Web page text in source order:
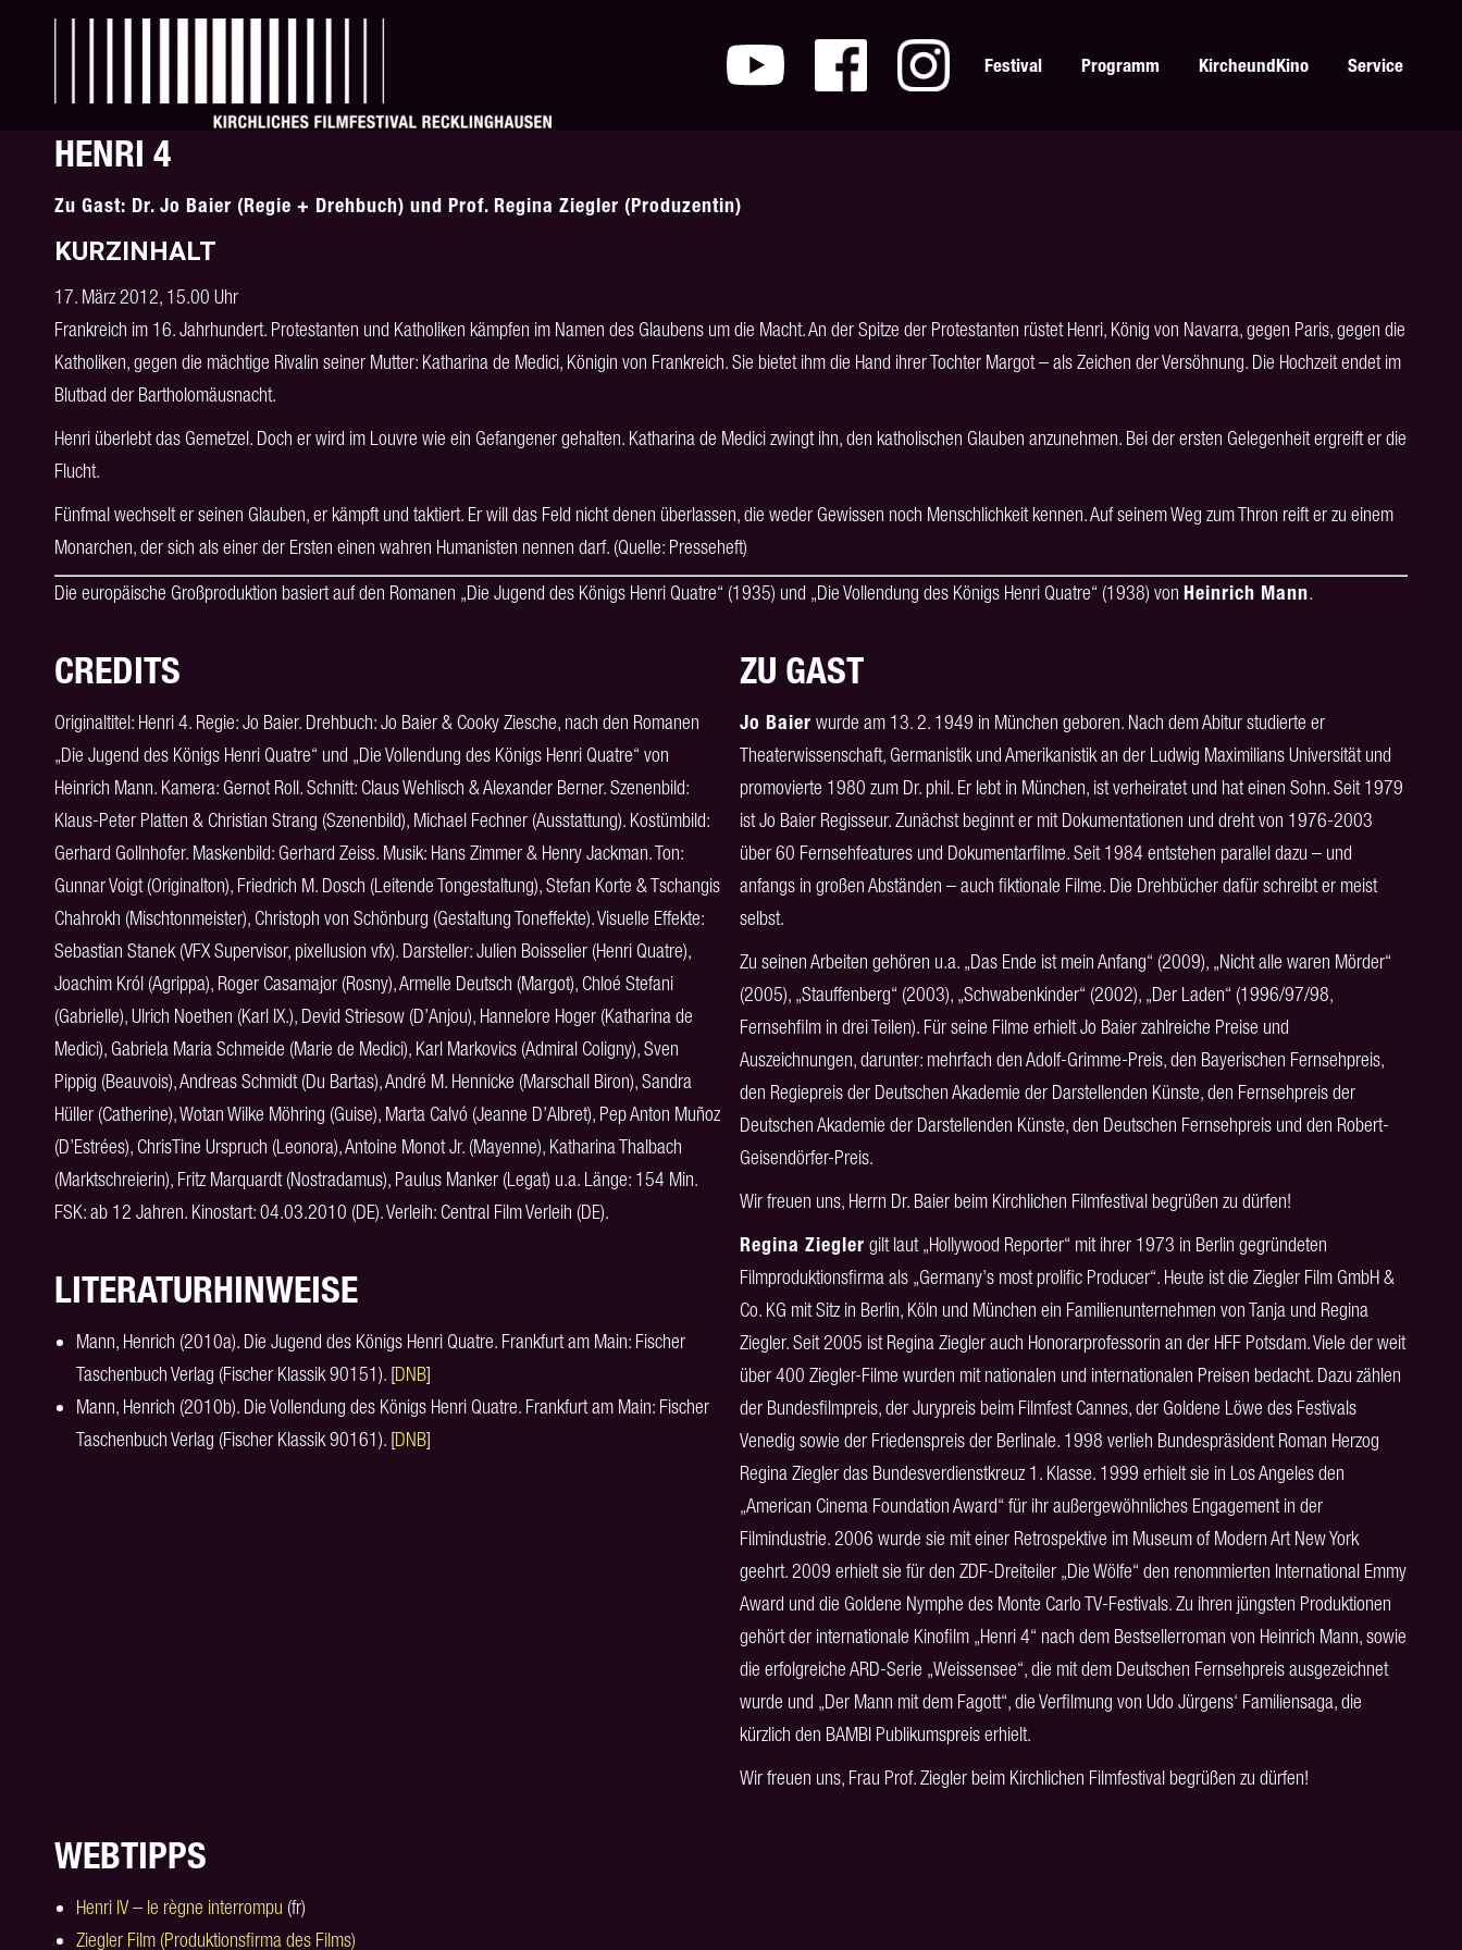
Festival Programm KircheundKino Service
HENRI 4
Zu Gast: Dr. Jo Baier (Regie + Drehbuch) und Prof. Regina Ziegler (Produzentin)
KURZINHALT
17. März 2012, 15.00 Uhr
Frankreich im 16. Jahrhundert. Protestanten und Katholiken kämpfen im Namen des Glaubens um die Macht. An der Spitze der Protestanten rüstet Henri, König von Navarra, gegen Paris, gegen die
Katholiken, gegen die mächtige Rivalin seiner Mutter: Katharina de Medici, Königin von Frankreich. Sie bietet ihm die Hand ihrer Tochter Margot – als Zeichen der Versöhnung. Die Hochzeit endet im
Blutbad der Bartholomäusnacht.
Henri überlebt das Gemetzel. Doch er wird im Louvre wie ein Gefangener gehalten. Katharina de Medici zwingt ihn, den katholischen Glauben anzunehmen. Bei der ersten Gelegenheit ergreift er die
Flucht.
Fünfmal wechselt er seinen Glauben, er kämpft und taktiert. Er will das Feld nicht denen überlassen, die weder Gewissen noch Menschlichkeit kennen. Auf seinem Weg zum Thron reift er zu einem
Monarchen, der sich als einer der Ersten einen wahren Humanisten nennen darf. (Quelle: Presseheft)
Die europäische Großproduktion basiert auf den Romanen „Die Jugend des Königs Henri Quatre“ (1935) und „Die Vollendung des Königs Henri Quatre“ (1938) von Heinrich Mann.
CREDITS
Originaltitel: Henri 4. Regie: Jo Baier. Drehbuch: Jo Baier & Cooky Ziesche, nach den Romanen
„Die Jugend des Königs Henri Quatre“ und „Die Vollendung des Königs Henri Quatre“ von
Heinrich Mann. Kamera: Gernot Roll. Schnitt: Claus Wehlisch & Alexander Berner. Szenenbild:
Klaus-Peter Platten & Christian Strang (Szenenbild), Michael Fechner (Ausstattung). Kostümbild:
Gerhard Gollnhofer. Maskenbild: Gerhard Zeiss. Musik: Hans Zimmer & Henry Jackman. Ton:
Gunnar Voigt (Originalton), Friedrich M. Dosch (Leitende Tongestaltung), Stefan Korte & Tschangis
Chahrokh (Mischtonmeister), Christoph von Schönburg (Gestaltung Toneffekte). Visuelle Effekte:
Sebastian Stanek (VFX Supervisor, pixellusion vfx). Darsteller: Julien Boisselier (Henri Quatre),
Joachim Król (Agrippa), Roger Casamajor (Rosny), Armelle Deutsch (Margot), Chloé Stefani
(Gabrielle), Ulrich Noethen (Karl IX.), Devid Striesow (D’Anjou), Hannelore Hoger (Katharina de
Medici), Gabriela Maria Schmeide (Marie de Medici), Karl Markovics (Admiral Coligny), Sven
Pippig (Beauvois), Andreas Schmidt (Du Bartas), André M. Hennicke (Marschall Biron), Sandra
Hüller (Catherine), Wotan Wilke Möhring (Guise), Marta Calvó (Jeanne D’Albret), Pep Anton Muñoz
(D’Estrées), ChrisTine Urspruch (Leonora), Antoine Monot Jr. (Mayenne), Katharina Thalbach
(Marktschreierin), Fritz Marquardt (Nostradamus), Paulus Manker (Legat) u.a. Länge: 154 Min.
FSK: ab 12 Jahren. Kinostart: 04.03.2010 (DE). Verleih: Central Film Verleih (DE).
LITERATURHINWEISE
Mann, Henrich (2010a). Die Jugend des Königs Henri Quatre. Frankfurt am Main: Fischer
Taschenbuch Verlag (Fischer Klassik 90151). [DNB]
Mann, Henrich (2010b). Die Vollendung des Königs Henri Quatre. Frankfurt am Main: Fischer
Taschenbuch Verlag (Fischer Klassik 90161). [DNB]
ZU GAST
Jo Baier wurde am 13. 2. 1949 in München geboren. Nach dem Abitur studierte er
Theaterwissenschaft, Germanistik und Amerikanistik an der Ludwig Maximilians Universität und
promovierte 1980 zum Dr. phil. Er lebt in München, ist verheiratet und hat einen Sohn. Seit 1979
ist Jo Baier Regisseur. Zunächst beginnt er mit Dokumentationen und dreht von 1976-2003
über 60 Fernsehfeatures und Dokumentarfilme. Seit 1984 entstehen parallel dazu – und
anfangs in großen Abständen – auch fiktionale Filme. Die Drehbücher dafür schreibt er meist
selbst.
Zu seinen Arbeiten gehören u.a. „Das Ende ist mein Anfang“ (2009), „Nicht alle waren Mörder“
(2005), „Stauffenberg“ (2003), „Schwabenkinder“ (2002), „Der Laden“ (1996/97/98,
Fernsehfilm in drei Teilen). Für seine Filme erhielt Jo Baier zahlreiche Preise und
Auszeichnungen, darunter: mehrfach den Adolf-Grimme-Preis, den Bayerischen Fernsehpreis,
den Regiepreis der Deutschen Akademie der Darstellenden Künste, den Fernsehpreis der
Deutschen Akademie der Darstellenden Künste, den Deutschen Fernsehpreis und den Robert-
Geisendörfer-Preis.
Wir freuen uns, Herrn Dr. Baier beim Kirchlichen Filmfestival begrüßen zu dürfen!
Regina Ziegler gilt laut „Hollywood Reporter“ mit ihrer 1973 in Berlin gegründeten
Filmproduktionsfirma als „Germany’s most prolific Producer“. Heute ist die Ziegler Film GmbH &
Co. KG mit Sitz in Berlin, Köln und München ein Familienunternehmen von Tanja und Regina
Ziegler. Seit 2005 ist Regina Ziegler auch Honorarprofessorin an der HFF Potsdam. Viele der weit
über 400 Ziegler-Filme wurden mit nationalen und internationalen Preisen bedacht. Dazu zählen
der Bundesfilmpreis, der Jurypreis beim Filmfest Cannes, der Goldene Löwe des Festivals
Venedig sowie der Friedenspreis der Berlinale. 1998 verlieh Bundespräsident Roman Herzog
Regina Ziegler das Bundesverdienstkreuz 1. Klasse. 1999 erhielt sie in Los Angeles den
„American Cinema Foundation Award“ für ihr außergewöhnliches Engagement in der
Filmindustrie. 2006 wurde sie mit einer Retrospektive im Museum of Modern Art New York
geehrt. 2009 erhielt sie für den ZDF-Dreiteiler „Die Wölfe“ den renommierten International Emmy
Award und die Goldene Nymphe des Monte Carlo TV-Festivals. Zu ihren jüngsten Produktionen
gehört der internationale Kinofilm „Henri 4“ nach dem Bestsellerroman von Heinrich Mann, sowie
die erfolgreiche ARD-Serie „Weissensee“, die mit dem Deutschen Fernsehpreis ausgezeichnet
wurde und „Der Mann mit dem Fagott“, die Verfilmung von Udo Jürgens‘ Familiensaga, die
kürzlich den BAMBI Publikumspreis erhielt.
Wir freuen uns, Frau Prof. Ziegler beim Kirchlichen Filmfestival begrüßen zu dürfen!
WEBTIPPS
Henri IV – le règne interrompu (fr)
Ziegler Film (Produktionsfirma des Films)